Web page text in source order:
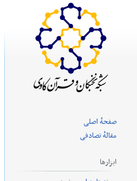
صفحهٔ اصلی
مقالهٔ تصادفی
ابزارها